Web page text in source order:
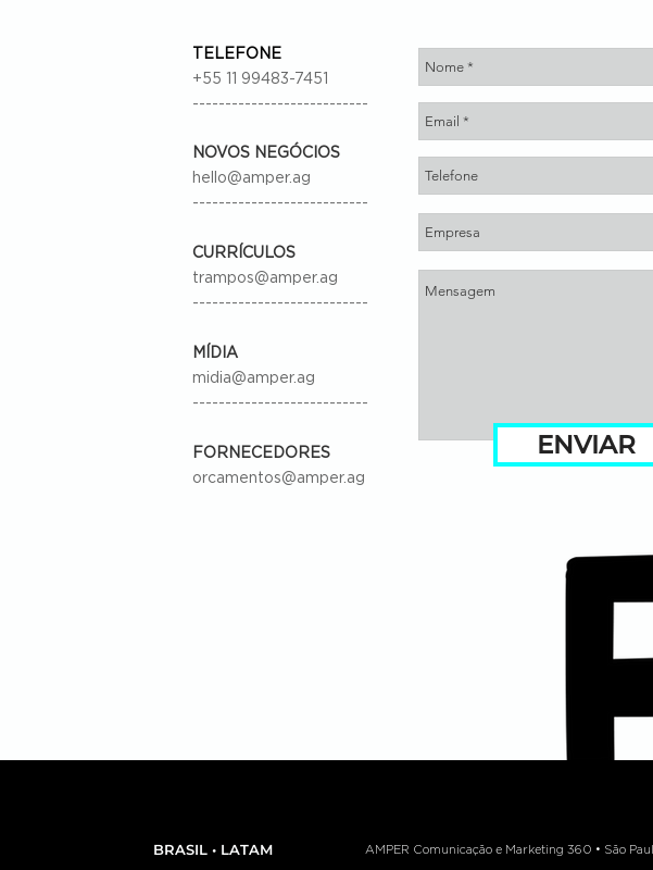
TELEFONE
+55 11 99483-7451
---------------------------
NOVOS NEGÓCIOS
hello@amper.ag
---------------------------
CURRÍCULOS
trampos@amper.ag
---------------------------
MÍDIA
midia@amper.ag
---------------------------
FORNECEDORES
orcamentos@amper.ag
ENVIAR
BRASIL • LATAM AMPER Comunicação e Marketing 360 • São